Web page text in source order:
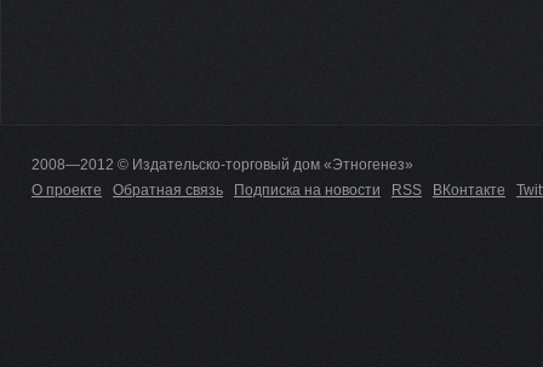
2008—2012 © Издательско-торговый дом «Этногенез»
О проекте
Обратная связь Подписка на новости RSS ВКонтакте